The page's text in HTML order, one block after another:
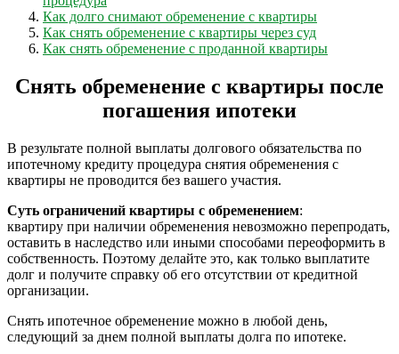
Как долго снимают обременение с квартиры
Как снять обременение с квартиры через суд
Как снять обременение с проданной квартиры
Снять обременение с квартиры после
погашения ипотеки
В результате полной выплаты долгового обязательства по
ипотечному кредиту процедура снятия обременения с
квартиры не проводится без вашего участия.
Суть ограничений квартиры с обременением:
квартиру при наличии обременения невозможно перепродать,
оставить в наследство или иными способами переоформить в
собственность. Поэтому делайте это, как только выплатите
долг и получите справку об его отсутствии от кредитной
организации.
Снять ипотечное обременение можно в любой день,
следующий за днем полной выплаты долга по ипотеке.